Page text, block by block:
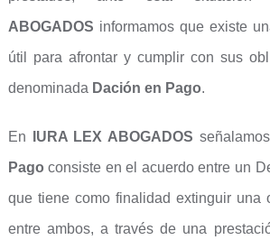
ABOGADOS informamos que existe
útil para afrontar y cumplir con sus
denominada Dación en Pago.
En IURA LEX ABOGADOS
Pago consiste en el acuerdo entre un
que tiene como finalidad extinguir una
entre ambos, a través de una